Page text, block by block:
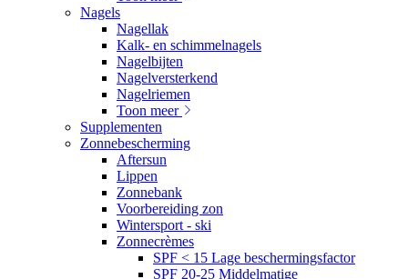
Nagels
Nagellak
Kalk- en schimmelnagels
Nagelbijten
Nagelversterkend
Nagelriemen
Toon meer
Supplementen
Zonnebescherming
Aftersun
Lippen
Zonnebank
Voorbereiding zon
Wintersport - ski
Zonnecrèmes
SPF < 15 Lage beschermingsfactor
SPF 20-25 Middelmatige